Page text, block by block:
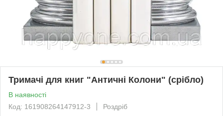
Тримачі для книг "Античні Колони" (срібло)
В наявності
Код: 161908264147912-3
Роздріб